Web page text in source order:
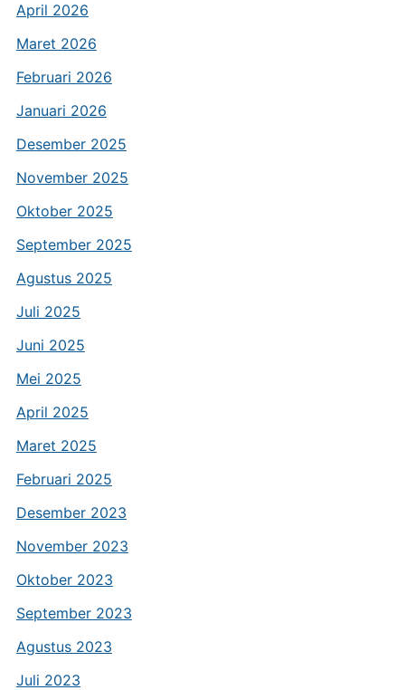
April 2026
Maret 2026
Februari 2026
Januari 2026
Desember 2025
November 2025
Oktober 2025
September 2025
Agustus 2025
Juli 2025
Juni 2025
Mei 2025
April 2025
Maret 2025
Februari 2025
Desember 2023
November 2023
Oktober 2023
September 2023
Agustus 2023
Juli 2023